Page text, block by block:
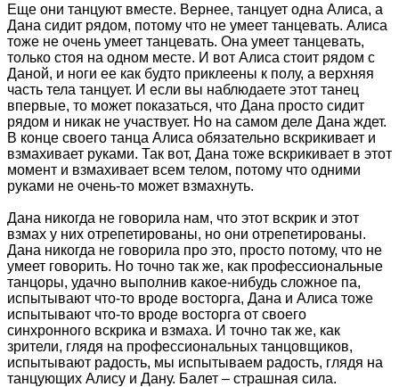
Еще они танцуют вместе. Вернее, танцует одна Алиса, а
Дана сидит рядом, потому что не умеет танцевать. Алиса
тоже не очень умеет танцевать. Она умеет танцевать,
только стоя на одном месте. И вот Алиса стоит рядом с
Даной, и ноги ее как будто приклеены к полу, а верхняя
часть тела танцует. И если вы наблюдаете этот танец
впервые, то может показаться, что Дана просто сидит
рядом и никак не участвует. Но на самом деле Дана ждет.
В конце своего танца Алиса обязательно вскрикивает и
взмахивает руками. Так вот, Дана тоже вскрикивает в этот
момент и взмахивает всем телом, потому что одними
руками не очень-то может взмахнуть.
Дана никогда не говорила нам, что этот вскрик и этот
взмах у них отрепетированы, но они отрепетированы.
Дана никогда не говорила про это, просто потому, что не
умеет говорить. Но точно так же, как профессиональные
танцоры, удачно выполнив какое-нибудь сложное па,
испытывают что-то вроде восторга, Дана и Алиса тоже
испытывают что-то вроде восторга от своего
синхронного вскрика и взмаха. И точно так же, как
зрители, глядя на профессиональных танцовщиков,
испытывают радость, мы испытываем радость, глядя на
танцующих Алису и Дану. Балет – страшная сила.